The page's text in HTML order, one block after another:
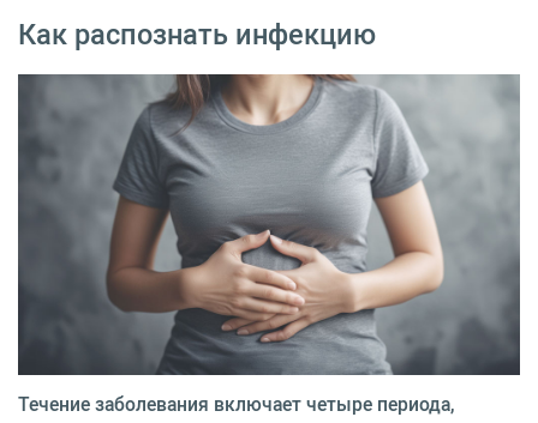
Как распознать инфекцию
Течение заболевания включает четыре периода,